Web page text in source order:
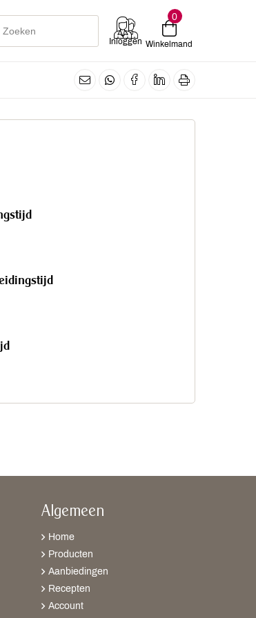
Inloggen
0
Winkelmand
Algemeen
Home
Producten
Aanbiedingen
Recepten
Account